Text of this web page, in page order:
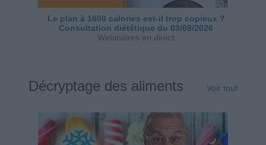
Le plan à 1600 calories est-il trop copieux ?
Consultation diététique du 03/08/2026
Webinaires en direct
Décryptage des aliments Voir tout